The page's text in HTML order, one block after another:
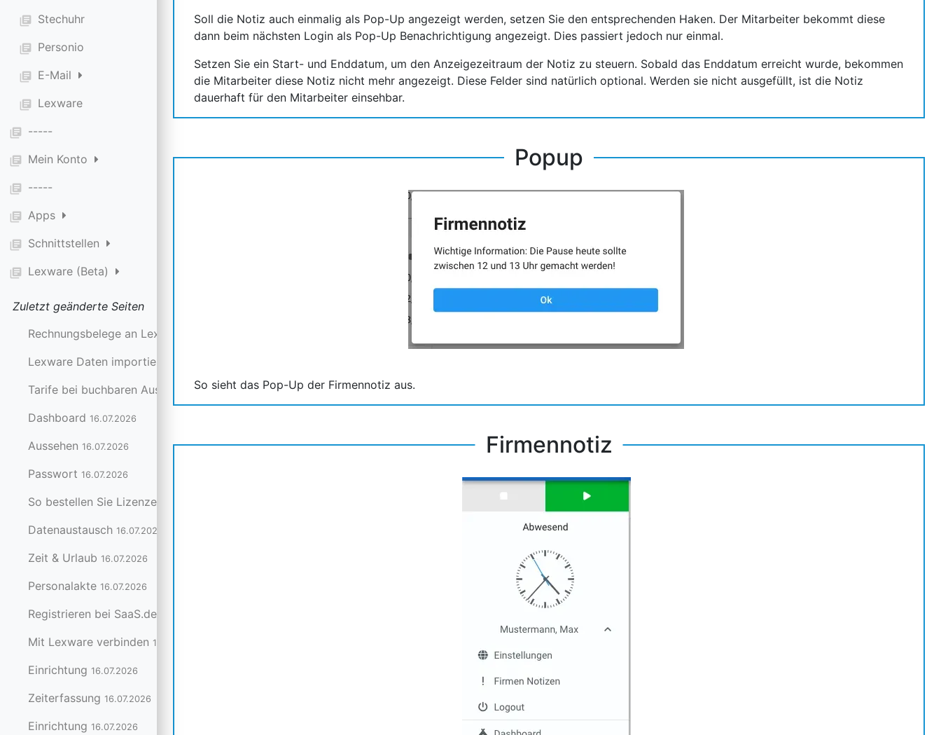
library_books Stechuhr
library_books Personio
library_books E-Mail
library_books Lexware
library_books -----
library_books Mein Konto
library_books -----
library_books Apps
library_books Schnittstellen
library_books Lexware (Beta)
Zuletzt geänderte Seiten
Rechnungsbelege an Lexware senden
Lexware Daten importieren
Tarife bei buchbaren Ausstattungen festlegen20.07.2026
Dashboard 16.07.2026
Aussehen 16.07.2026
Passwort 16.07.2026
So bestellen Sie Lizenzen
Datenaustausch 16.07.2026
Zeit & Urlaub 16.07.2026
Personalakte 16.07.2026
Registrieren bei SaaS.de
Mit Lexware verbinden 16.07.2026
Einrichtung 16.07.2026
Zeiterfassung 16.07.2026
Einrichtung 16.07.2026
Soll die Notiz auch einmalig als Pop-Up angezeigt werden, setzen Sie den entsprechenden Haken. Der Mitarbeiter bekommt diese
dann beim nächsten Login als Pop-Up Benachrichtigung angezeigt. Dies passiert jedoch nur einmal.
Setzen Sie ein Start- und Enddatum, um den Anzeigezeitraum der Notiz zu steuern. Sobald das Enddatum erreicht wurde, bekommen
die Mitarbeiter diese Notiz nicht mehr angezeigt. Diese Felder sind natürlich optional. Werden sie nicht ausgefüllt, ist die Notiz
dauerhaft für den Mitarbeiter einsehbar.
Popup
So sieht das Pop-Up der Firmennotiz aus.
Firmennotiz